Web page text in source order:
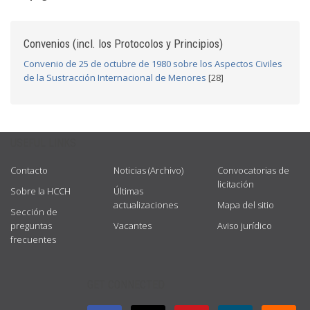
Convenios (incl. los Protocolos y Principios)
Convenio de 25 de octubre de 1980 sobre los Aspectos Civiles
de la Sustracción Internacional de Menores [28]
Contacto
Sobre la HCCH
Sección de
preguntas
frecuentes
Noticias (Archivo)
Últimas
actualizaciones
Vacantes
Convocatorias de
licitación
Mapa del sitio
Aviso jurídico